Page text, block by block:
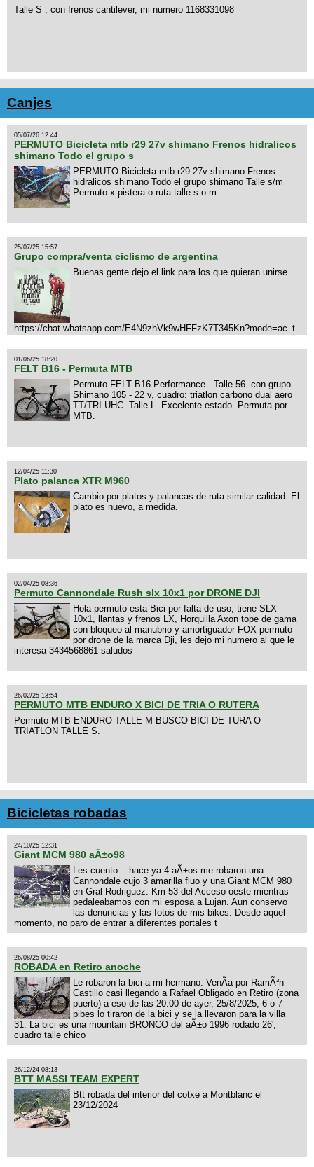
Talle S , con frenos cantilever, mi numero 1168331098
Canjes
05/07/26 12:44
PERMUTO Bicicleta mtb r29 27v shimano Frenos hidralicos
shimano Todo el grupo s
PERMUTO Bicicleta mtb r29 27v shimano Frenos
hidralicos shimano Todo el grupo shimano Talle s/m
Permuto x pistera o ruta talle s o m.
25/07/25 15:57
Grupo compra/venta ciclismo de argentina
Buenas gente dejo el link para los que quieran unirse
https://chat.whatsapp.com/E4N9zhVk9wHFFzK7T345Kn?mode=ac_t
01/06/25 18:20
FELT B16 - Permuta MTB
Permuto FELT B16 Performance - Talle 56. con grupo
Shimano 105 - 22 v, cuadro: triatlon carbono dual aero
TT/TRI UHC. Talle L. Excelente estado. Permuta por
MTB.
12/04/25 11:30
Plato palanca XTR M960
Cambio por platos y palancas de ruta similar calidad. El
plato es nuevo, a medida.
02/04/25 08:36
Permuto Cannondale Rush slx 10x1 por DRONE DJI
Hola permuto esta Bici por falta de uso, tiene SLX
10x1, llantas y frenos LX, Horquilla Axon tope de gama
con bloqueo al manubrio y amortiguador FOX permuto
por drone de la marca Dji, les dejo mi numero al que le
interesa 3434568861 saludos
26/02/25 13:54
PERMUTO MTB ENDURO X BICI DE TRIA O RUTERA
Permuto MTB ENDURO TALLE M BUSCO BICI DE TURA O
TRIATLON TALLE S.
Bicicletas robadas
24/10/25 12:31
Giant MCM 980 aÃ±o98
Les cuento... hace ya 4 aÃ±os me robaron una
Cannondale cujo 3 amarilla fluo y una Giant MCM 980
en Gral Rodriguez. Km 53 del Acceso oeste mientras
pedaleabamos con mi esposa a Lujan. Aun conservo
las denuncias y las fotos de mis bikes. Desde aquel
momento, no paro de entrar a diferentes portales t
26/08/25 00:42
ROBADA en Retiro anoche
Le robaron la bici a mi hermano. VenÃ­a por RamÃ³n
Castillo casi llegando a Rafael Obligado en Retiro (zona
puerto) a eso de las 20:00 de ayer, 25/8/2025, 6 o 7
pibes lo tiraron de la bici y se la llevaron para la villa
31. La bici es una mountain BRONCO del aÃ±o 1996 rodado 26',
cuadro talle chico
26/12/24 08:13
BTT MASSI TEAM EXPERT
Btt robada del interior del cotxe a Montblanc el
23/12/2024